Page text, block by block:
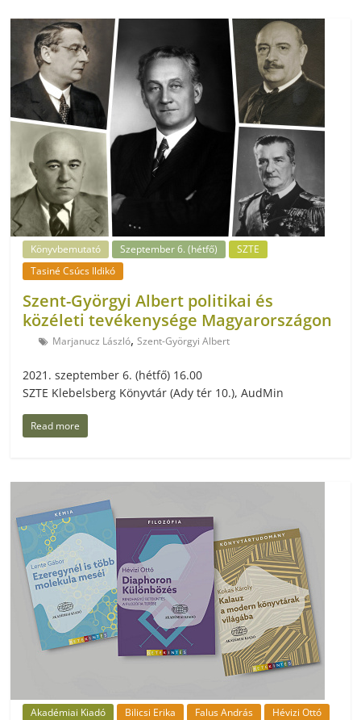
Könyvbemutató Szeptember 6. (hétfő)
SZTE
Tasiné Csúcs Ildikó
Szent-Györgyi Albert politikai és
közéleti tevékenysége Magyarországon
Marjanucz László,Szent-Györgyi Albert
2021. szeptember 6. (hétfő) 16.00
SZTE Klebelsberg Könyvtár (Ady tér 10.), AudMin
Read more
Akadémiai Kiadó Bilicsi Erika Falus András
Hévizi Ottó